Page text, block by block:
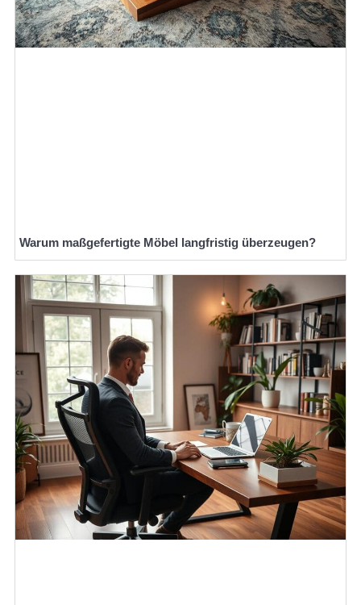
Warum maßgefertigte Möbel langfristig überzeugen?